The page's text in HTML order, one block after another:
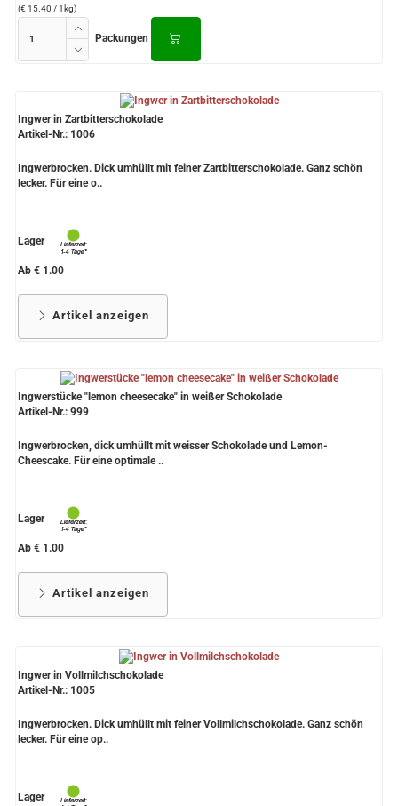
(€ 15.40 / 1kg)
Packungen
Ingwer in Zartbitterschokolade
Artikel-Nr.: 1006
Ingwerbrocken. Dick umhüllt mit feiner Zartbitterschokolade. Ganz schön
lecker. Für eine o..
Lager
Ab € 1.00
Artikel anzeigen
Ingwerstücke "lemon cheesecake" in weißer Schokolade
Artikel-Nr.: 999
Ingwerbrocken, dick umhüllt mit weisser Schokolade und Lemon-
Cheescake. Für eine optimale ..
Lager
Ab € 1.00
Artikel anzeigen
Ingwer in Vollmilchschokolade
Artikel-Nr.: 1005
Ingwerbrocken. Dick umhüllt mit feiner Vollmilchschokolade. Ganz schön
lecker. Für eine op..
Lager